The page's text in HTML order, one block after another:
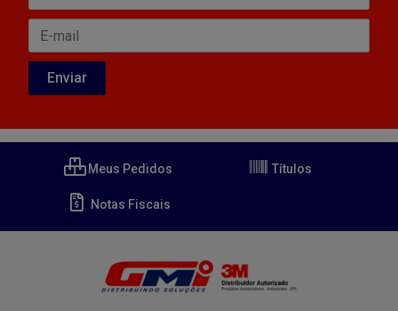
Meus Pedidos Títulos
Notas Fiscais